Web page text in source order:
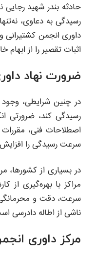
حادثه بندر شهید
رسیدگی به دعاوی،
داوری انجمن
اثبات تقصیر را از
ضرورت نهاد
در چنین شرایطی، وجود
رسیدگی کند، ضرورتی
اصطلاحات فنی،
سرعت رسیدگی را
در بسیاری از کشورها،
مراکز با بهره‌گیری از
سرعت، دقت و محرمانگی
ناشی از اطاله دادرسی
مرکز داوری